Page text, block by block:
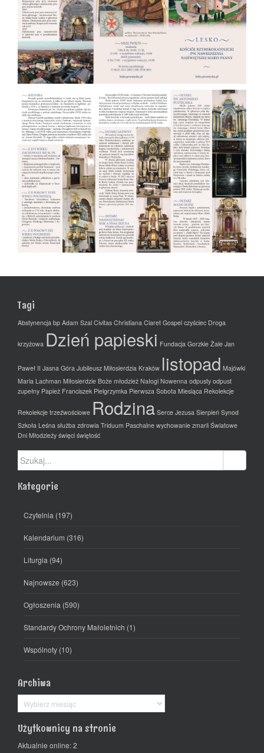
Tagi
Abstynencja bp Adam Szal Civitas Christiana Claret Gospel czyściec Droga
krzyżowa Dzień papieski Fundacja Gorzkie Żale Jan
Paweł II Jasna Góra Jubileusz Miłosierdzia Kraków listopad Majówki
Maria Lachman Miłosierdzie Boże młodzież Nałogi Nowenna odpusty odpust
zupełny Papież Franciszek Pielgrzymka Pierwsza Sobota Miesiąca Rekolekcje
Rekolekcje trzeźwościowe Rodzina Serce Jezusa Sierpień Synod
Szkoła Leśna służba zdrowia Triduum Paschalne wychowanie zmarli Światowe
Dni Młodzieży święci świętość
Szukaj:
Kategorie
Czytelnia (197)
Kalendarium (316)
Liturgia (94)
Najnowsze (623)
Ogłoszenia (590)
Standardy Ochrony Małoletnich (1)
Wspólnoty (10)
Archiwa
Archiwa
Użytkownicy na stronie
Aktualnie online: 2